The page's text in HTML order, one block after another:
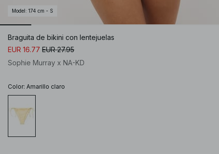
Model : 174 cm - S
Braguita de bikini con lentejuelas
EUR 16.77 EUR 27.95
Sophie Murray x NA-KD
Color: Amarillo claro